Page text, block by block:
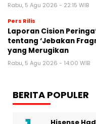
Rabu, 5 Agu 2026 - 22:15 WIB
Pers Rilis
Laporan Cision
tentang ‘Jebakan
yang Merugikan
Rabu, 5 Agu 2026 - 14:00 WIB
BERITA POPULER
Hisense